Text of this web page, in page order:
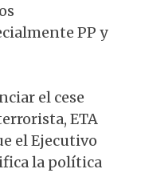
PP y
el cese
ETA
el Ejecutivo
la política